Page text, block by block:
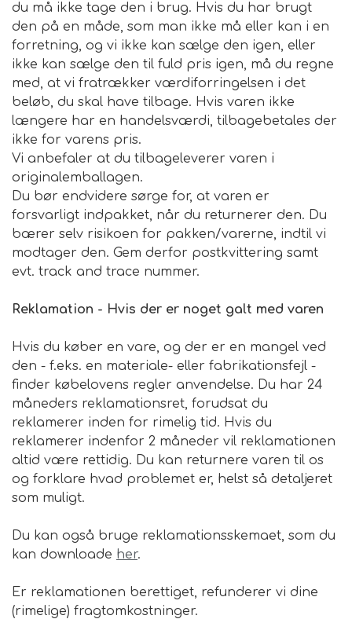
du må ikke tage den i brug. Hvis du har brugt
den på en måde, som man ikke må eller kan i en
forretning, og vi ikke kan sælge den igen, eller
ikke kan sælge den til fuld pris igen, må du regne
med, at vi fratrækker værdiforringelsen i det
beløb, du skal have tilbage. Hvis varen ikke
længere har en handelsværdi, tilbagebetales der
ikke for varens pris.
Vi anbefaler at du tilbageleverer varen i
originalemballagen.
Du bør endvidere sørge for, at varen er
forsvarligt indpakket, når du returnerer den. Du
bærer selv risikoen for pakken/varerne, indtil vi
modtager den. Gem derfor postkvittering samt
evt. track and trace nummer.
Reklamation - Hvis der er noget galt med varen
Hvis du køber en vare, og der er en mangel ved
den - f.eks. en materiale- eller fabrikationsfejl -
finder købelovens regler anvendelse. Du har 24
måneders reklamationsret, forudsat du
reklamerer inden for rimelig tid. Hvis du
reklamerer indenfor 2 måneder vil reklamationen
altid være rettidig. Du kan returnere varen til os
og forklare hvad problemet er, helst så detaljeret
som muligt.
Du kan også bruge reklamationsskemaet, som du
kan downloade her.
Er reklamationen berettiget, refunderer vi dine
(rimelige) fragtomkostninger.